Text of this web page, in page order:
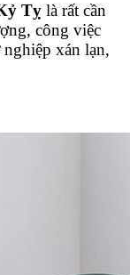
Tỵ là rất cần
công việc
xán lạn,